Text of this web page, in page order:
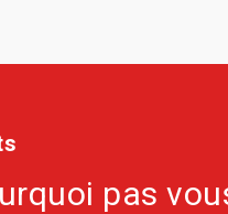
pas